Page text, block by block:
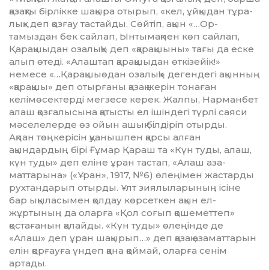
қазақты бірлікке шақыра отырып, «кел, ұйқыдан тұра­
лық» деп қозғау тастайды. Сөйтіп, ақын «…Ор­­
тамыздан бек сайлап, Ынтымақпен көп сай­­лап,
Қарақшыдан озалық!» деп «қарақ­шы­ны» тағы да еске
алып өтеді. «Алаштап қарақшыдан өткізейік!»
немесе «…Қарақ­шыөдан озалық!» дегендегі ақынның
«қарақ­шы» деп отырғаны қазақ жерін тонаған
келімөсек­терді мегзесе керек. Жалпы, Нарманбет
алаш қозғалысына қатысты ел ішіндегі түрлі саяси
мәселелерде өз ойын ашық білді­ріп отырды.
Ақпан төңкерісін қуанышпен қарсы алған
ақындардың бірі Ғұмар Қараш та «Күн туды, алаш,
күн туды» деп еліне ұран тастап, «Алаш аза­
маттарына» («Ұран», 1917, №6) өлеңімен жас­тарды
рухтандарып отырды. Ұлт зиялы­ларының ісіне
бар ықыласымен қолдау көр­сет­­кен ақын ел-
жұртының да оларға «Қол со­­­ғып қошеметтеп»
қостағанын қалайды. «Күн туды» өлеңінде де
«Алаш» деп ұран ша­қы­рып…» деп қазақ азаматтарын
елін қор­ғау­ға үндеп қана қоймай, оларға сенім
артады.